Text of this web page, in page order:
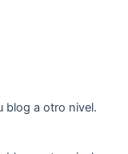
blog a otro nivel.